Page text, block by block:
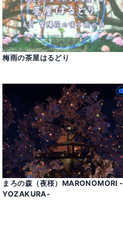
梅雨の茶屋はるどり
まろの森（夜桜）MARONOMORI -
YOZAKURA-